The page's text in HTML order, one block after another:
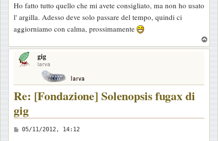
a
g
g
i
o
Ho fatto tutto quello che mi avete consigliato, ma non ho usato
l' argilla. Adesso deve solo passare del tempo, quindi ci
aggiorniamo con calma, prossimamente
o
gig
larva
Re: [Fondazione] Solenopsis fugax di
gig
M
05/11/2012, 14:12